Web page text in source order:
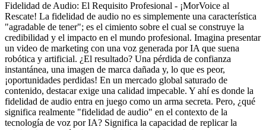
Fidelidad de Audio: El Requisito Profesional - ¡MorVoice al
Rescate! La fidelidad de audio no es simplemente una característica
"agradable de tener"; es el cimiento sobre el cual se construye la
credibilidad y el impacto en el mundo profesional. Imagina presentar
un video de marketing con una voz generada por IA que suena
robótica y artificial. ¿El resultado? Una pérdida de confianza
instantánea, una imagen de marca dañada y, lo que es peor,
¡oportunidades perdidas! En un mercado global saturado de
contenido, destacar exige una calidad impecable. Y ahí es donde la
fidelidad de audio entra en juego como un arma secreta. Pero, ¿qué
significa realmente "fidelidad de audio" en el contexto de la
tecnología de voz por IA? Significa la capacidad de replicar la